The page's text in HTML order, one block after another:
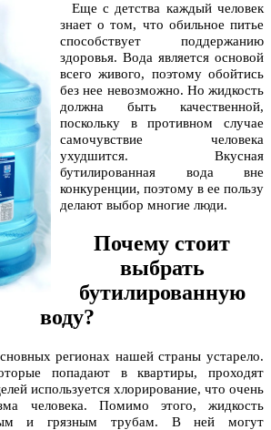
Еще с детства каждый человек
знает о том, что обильное питье
способствует поддержанию
здоровья. Вода является основой
всего живого, поэтому обойтись
без нее невозможно. Но жидкость
должна быть качественной,
поскольку в противном случае
самочувствие человека
ухудшится. Вкусная
бутилированная вода вне
конкуренции, поэтому в ее пользу
делают выбор многие люди.
Почему стоит
выбрать
бутилированную
воду?
регионах нашей страны устарело.
попадают в квартиры, проходят
используется хлорирование, что очень
человека. Помимо этого, жидкость
и грязным трубам. В ней могут